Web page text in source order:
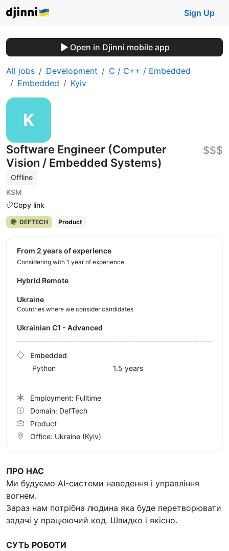
Sign Up
Open in Djinni mobile app
All jobs Development
C / C++ / Embedded
Embedded
Kyiv
Software Engineer (Computer
Vision / Embedded Systems)
Offline
KSM
Copy link
$$$
🪖 DEFTECH Product
ПРО НАС
Ми будуємо AI-системи наведення і управління
вогнем.
Зараз нам потрібна людина яка буде перетворювати
задачі у працюючий код. Швидко і якісно.
СУТЬ РОБОТИ
from 2 years of experience
Considering with 1 year of experience
Hybrid Remote
Ukraine
Countries where we consider candidates
Ukrainian C1 - Advanced
Embedded
Python
1.5 years
Employment: Fulltime
Domain: DefTech
Product
Office: Ukraine (Kyiv)